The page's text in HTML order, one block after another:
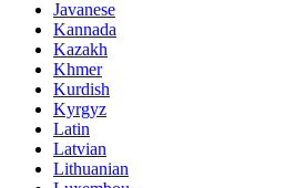
Javanese
Kannada
Kazakh
Khmer
Kurdish
Kyrgyz
Latin
Latvian
Lithuanian